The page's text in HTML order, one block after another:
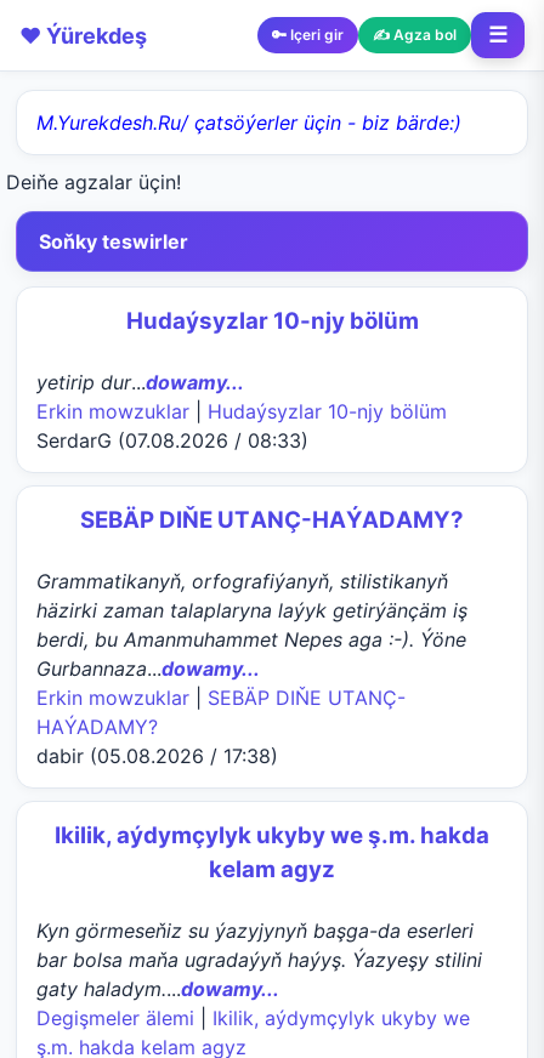
❤️ Ýürekdeş 🔑 Içeri gir ✍️ Agza bol ☰
M.Yurekdesh.Ru/ çatsöýerler üçin - biz bärde:)
Deiňe agzalar üçin!
Soňky teswirler
Hudaýsyzlar 10-njy bölüm
yetirip dur...dowamy...
Erkin mowzuklar
Hudaýsyzlar 10-njy bölüm
SerdarG (07.08.2026 / 08:33)
SEBÄP DIŇE UTАNÇ-HАÝADАMY?
Grammatikanyň, orfografiýanyň, stilistikanyň
häzirki zaman talaplaryna laýyk getirýänçäm iş
berdi, bu Amanmuhammet Nepes aga :-). Ýöne
Gurbannaza...dowamy...
Erkin mowzuklar
SEBÄP DIŇE UTАNÇ-
HАÝADАMY?
dabir (05.08.2026 / 17:38)
Ikilik, aýdymçylyk ukyby we ş.m. hakda
kelam agyz
Kyn görmeseňiz su ýazyjynyň başga-da eserleri
bar bolsa maňa ugradaýyň haýyş. Ýazyeşy stilini
gaty haladym....dowamy...
Degişmeler älemi
Ikilik, aýdymçylyk ukyby we
ş.m. hakda kelam agyz